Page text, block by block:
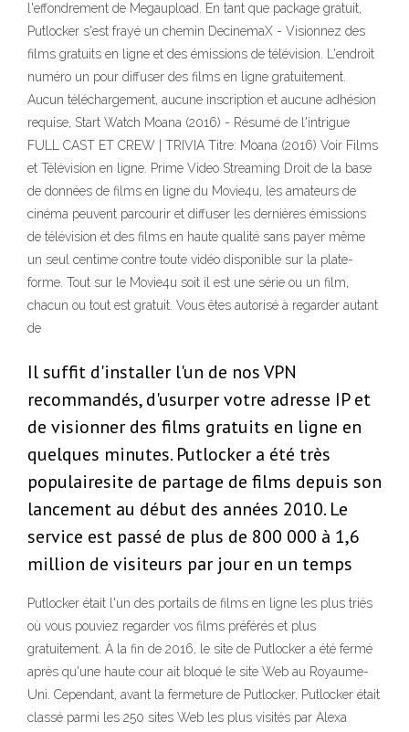
l'effondrement de Megaupload. En tant que package gratuit,
Putlocker s'est frayé un chemin DecinemaX - Visionnez des
films gratuits en ligne et des émissions de télévision. L'endroit
numéro un pour diffuser des films en ligne gratuitement.
Aucun téléchargement, aucune inscription et aucune adhésion
requise, Start Watch Moana (2016) - Résumé de l'intrigue
FULL CAST ET CREW | TRIVIA Titre: Moana (2016) Voir Films
et Télévision en ligne. Prime Video Streaming Droit de la base
de données de films en ligne du Movie4u, les amateurs de
cinéma peuvent parcourir et diffuser les dernières émissions
de télévision et des films en haute qualité sans payer même
un seul centime contre toute vidéo disponible sur la plate-
forme. Tout sur le Movie4u soit il est une série ou un film,
chacun ou tout est gratuit. Vous êtes autorisé à regarder autant
de
Il suffit d'installer l'un de nos VPN
recommandés, d'usurper votre adresse IP et
de visionner des films gratuits en ligne en
quelques minutes. Putlocker a été très
populairesite de partage de films depuis son
lancement au début des années 2010. Le
service est passé de plus de 800 000 à 1,6
million de visiteurs par jour en un temps
Putlocker était l'un des portails de films en ligne les plus triés
où vous pouviez regarder vos films préférés et plus
gratuitement. À la fin de 2016, le site de Putlocker a été fermé
après qu'une haute cour ait bloqué le site Web au Royaume-
Uni. Cependant, avant la fermeture de Putlocker, Putlocker était
classé parmi les 250 sites Web les plus visités par Alexa